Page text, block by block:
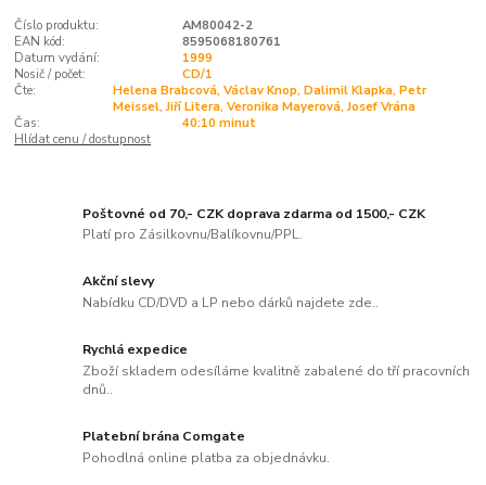
Číslo produktu:
AM80042-2
EAN kód:
8595068180761
Datum vydání:
1999
Nosič / počet:
CD/1
Čte:
Helena Brabcová, Václav Knop, Dalimil Klapka, Petr
Meissel, Jiří Litera, Veronika Mayerová, Josef Vrána
Čas:
40:10 minut
Hlídat cenu / dostupnost
Poštovné od 70,- CZK doprava zdarma od 1500,- CZK
Platí pro Zásilkovnu/Balíkovnu/PPL.
Akční slevy
Nabídku CD/DVD a LP nebo dárků najdete zde..
Rychlá expedice
Zboží skladem odesíláme kvalitně zabalené do tří pracovních
dnů..
Platební brána Comgate
Pohodlná online platba za objednávku.